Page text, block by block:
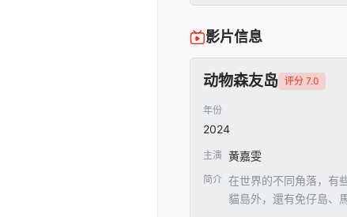
影片信息
动物森友岛 评分 7.0
年份
2024
主演 黄嘉雯
简介 在世界的不同角落，有
貓島外，還有免仔島、